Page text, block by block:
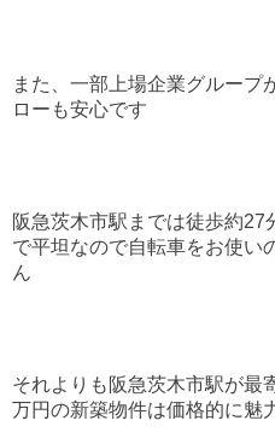
また、一部上場企業グループ
ローも安心です
阪急茨木市駅までは徒歩約27
で平坦なので自転車をお使い
ん
それよりも阪急茨木市駅が最
万円の新築物件は価格的に魅